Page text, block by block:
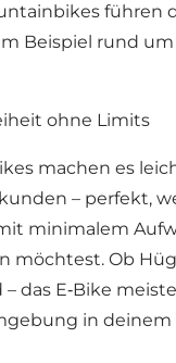
führen
Beispiel rund
ohne Limits
machen es
– perfekt,
minimalem
möchtest. Ob
das E‑Bike
in deinem